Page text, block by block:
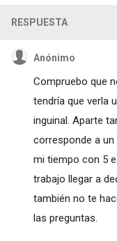
RESPUESTA
Anónimo
Compruebo que
tendría que verla
inguinal. Aparte
corresponde a un
mi tiempo con 5
trabajo llegar a
también no te
las preguntas.